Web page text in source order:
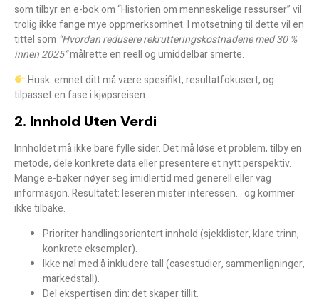
som tilbyr en e-bok om “Historien om menneskelige ressurser” vil
trolig ikke fange mye oppmerksomhet. I motsetning til dette vil en
tittel som “Hvordan redusere rekrutteringskostnadene med 30 %
innen 2025”målrette en reell og umiddelbar smerte.
Husk:emnet ditt må være spesifikt, resultatfokusert, og
tilpasset en fase i kjøpsreisen.
2. Innhold Uten Verdi
Innholdet må ikke bare fylle sider. Det må løse et problem, tilby en
metode, dele konkrete data eller presentere et nytt perspektiv.
Mange e-bøker nøyer seg imidlertid med generell eller vag
informasjon. Resultatet: leseren mister interessen… og kommer
ikke tilbake.
Prioriter handlingsorientert innhold (sjekklister, klare trinn,
konkrete eksempler).
Ikke nøl med å inkludere tall (casestudier, sammenligninger,
markedstall).
Del ekspertisen din: det skaper tillit.